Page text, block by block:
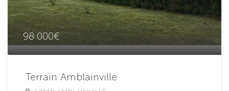
98 000€
Terrain Amblainville